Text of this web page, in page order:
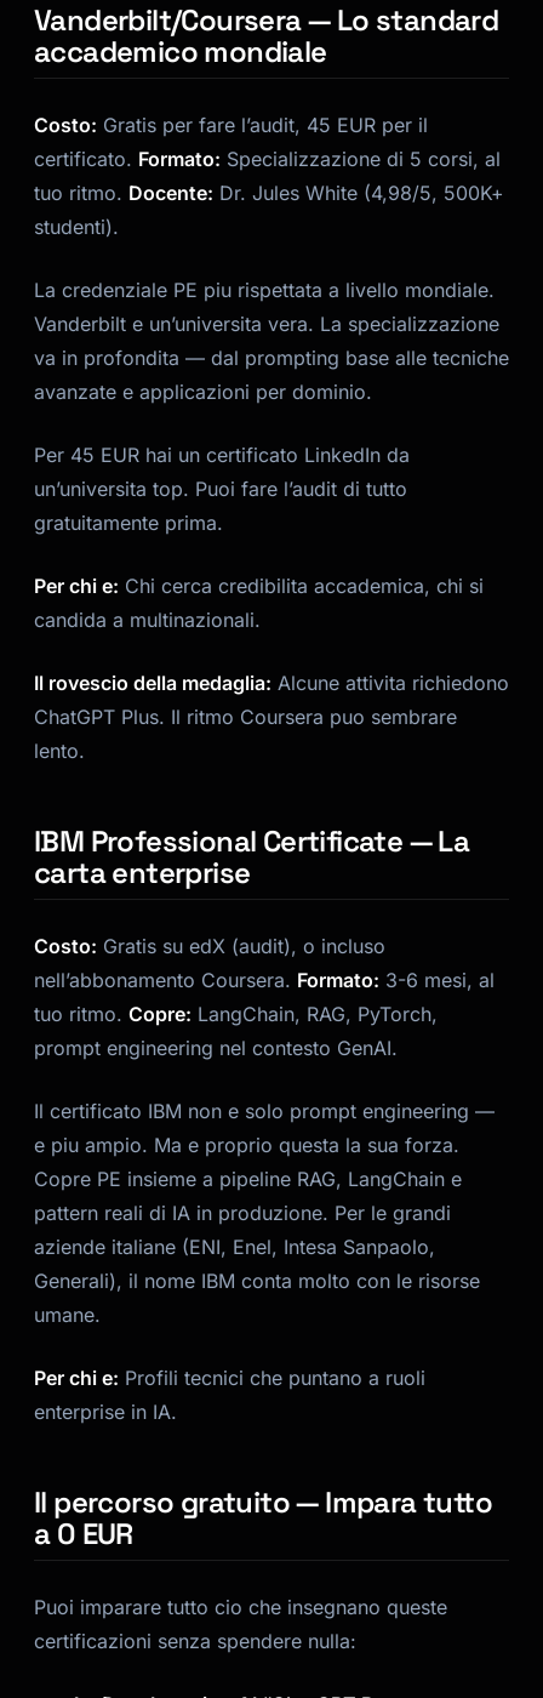
Vanderbilt/Coursera — Lo standard
accademico mondiale
Costo: Gratis per fare l’audit, 45 EUR per il
certificato. Formato: Specializzazione di 5 corsi, al
tuo ritmo. Docente: Dr. Jules White (4,98/5, 500K+
studenti).
La credenziale PE piu rispettata a livello mondiale.
Vanderbilt e un’universita vera. La specializzazione
va in profondita — dal prompting base alle tecniche
avanzate e applicazioni per dominio.
Per 45 EUR hai un certificato LinkedIn da
un’universita top. Puoi fare l’audit di tutto
gratuitamente prima.
Per chi e: Chi cerca credibilita accademica, chi si
candida a multinazionali.
Il rovescio della medaglia: Alcune attivita richiedono
ChatGPT Plus. Il ritmo Coursera puo sembrare
lento.
IBM Professional Certificate — La
carta enterprise
Costo: Gratis su edX (audit), o incluso
nell’abbonamento Coursera. Formato: 3-6 mesi, al
tuo ritmo. Copre: LangChain, RAG, PyTorch,
prompt engineering nel contesto GenAI.
Il certificato IBM non e solo prompt engineering —
e piu ampio. Ma e proprio questa la sua forza.
Copre PE insieme a pipeline RAG, LangChain e
pattern reali di IA in produzione. Per le grandi
aziende italiane (ENI, Enel, Intesa Sanpaolo,
Generali), il nome IBM conta molto con le risorse
umane.
Per chi e: Profili tecnici che puntano a ruoli
enterprise in IA.
Il percorso gratuito — Impara tutto
a 0 EUR
Puoi imparare tutto cio che insegnano queste
certificazioni senza spendere nulla: